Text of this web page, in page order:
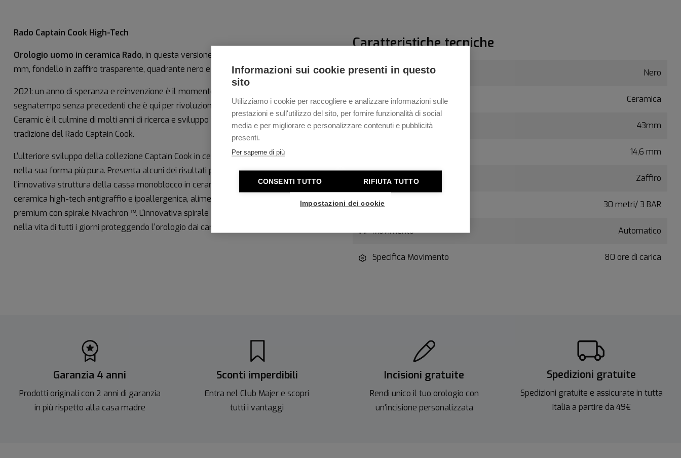
Informazioni sui cookie presenti in questo
sito
Utilizziamo i cookie per raccogliere e analizzare informazioni sulle
prestazioni e sull'utilizzo del sito, per fornire funzionalità di social
media e per migliorare e personalizzare contenuti e pubblicità
presenti.
Per saperne di più
CONSENTI TUTTO RIFIUTA TUTTO
Impostazioni dei cookie
Rado Captain Cook High-Tech
Orologio uomo in ceramica Rado, in questa versione con la cassa da 43
mm, fondello in zaffiro trasparente, quadrante nero e bracciale in ceramica high-tech.
2021: un anno di speranza e reinvenzione è il momento scelto per svelare un
segnatempo senza precedenti che è qui per rivoluzionare. Il Captain Cook High-Tech
Ceramic è il culmine di molti anni di ricerca e sviluppo insieme alla storia e alla
tradizione del Rado Captain Cook.
L'ulteriore sviluppo della collezione Captain Cook in ceramica high-tech è il DNA di Rado
nella sua forma più pura. Presenta alcuni dei risultati più stellari del marchio come
l'innovativa struttura della cassa monoblocco in ceramica high-tech di Rado, la
ceramica high-tech antigraffio e ipoallergenica, alimentata dal calibro R734 di Rado
premium con spirale Nivachron ™. L'innovativa spirale Nivachron ™ offre un vantaggio
nella vita di tutti i giorni proteggendo l'orologio dai campi magnetici.
Caratteristiche tecniche
Colore quadrante Nero
Materiale Cassa Ceramica
Diametro Cassa 43mm
14,6 mm
Vetro Zaffiro
Resistenza all'acqua 30 metri/ 3 BAR
Movimento Automatico
Specifica Movimento 80 ore di carica
Garanzia 4 anni
Prodotti originali con 2 anni di garanzia
in più rispetto alla casa madre
Sconti imperdibili
Entra nel Club Majer e scopri
tutti i vantaggi
Incisioni gratuite
Rendi unico il tuo orologio con
un'incisione personalizzata
Spedizioni gratuite
Spedizioni gratuite e assicurate in tutta
Italia a partire da 49€